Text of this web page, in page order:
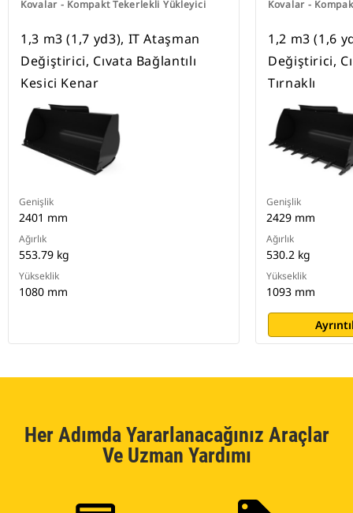
Kovalar - Kompakt Tekerlekli Yükleyici
1,3 m3 (1,7 yd3), IT Ataşman
Değiştirici, Cıvata Bağlantılı
Kesici Kenar
Genişlik
2401 mm
Ağırlık
553.79 kg
Yükseklik
1080 mm
Kovalar -
1,2 m3 (1,6
Değiştirici,
Tırnaklı
Genişlik
2429 mm
Ağırlık
530.2 kg
Yükseklik
1093 mm
Her Adımda Yararlanacağınız Araçlar
Ve Uzman Yardımı